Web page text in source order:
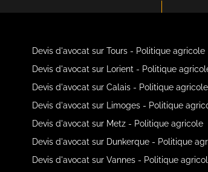
Devis d'avocat sur Tours - Politique agricole
Devis d'avocat sur Lorient - Politique
Devis d'avocat sur Calais - Politique agricole
Devis d'avocat sur Limoges - Politique
Devis d'avocat sur Metz - Politique agricole
Devis d'avocat sur Dunkerque - Politique
Devis d'avocat sur Vannes - Politique